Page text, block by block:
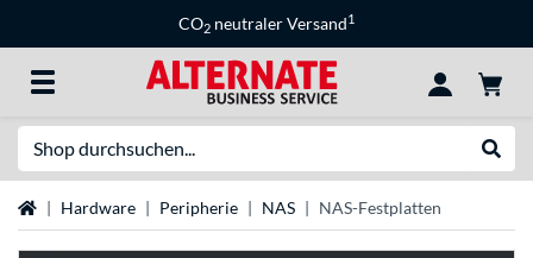
CO2 neutraler Versand1
StartseiteHardware Peripherie NAS NAS-Festplatten